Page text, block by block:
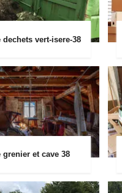
dechets vert-isere-38
grenier et cave 38